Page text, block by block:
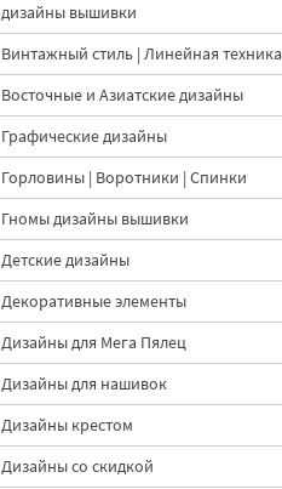
дизайны вышивки
Винтажный стиль | Линейная техника
Восточные и Азиатские дизайны
Графические дизайны
Горловины | Воротники | Спинки
Гномы дизайны вышивки
Детские дизайны
Декоративные элементы
Дизайны для Мега Пялец
Дизайны для нашивок
Дизайны крестом
Дизайны со скидкой